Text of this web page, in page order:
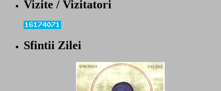
Vizite / Vizitatori
Sfintii Zilei